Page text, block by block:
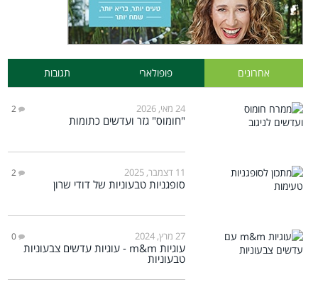
אחרונים פופולארי תגובות
24 מאי, 2026 2
"חומוס" גזר ועדשים כתומות
11 דצמבר, 2025 2
סופגניות טבעוניות של דודי שרון
27 מרץ, 2024 0
עוגיות m&m - עוגיות עדשים צבעוניות
טבעוניות